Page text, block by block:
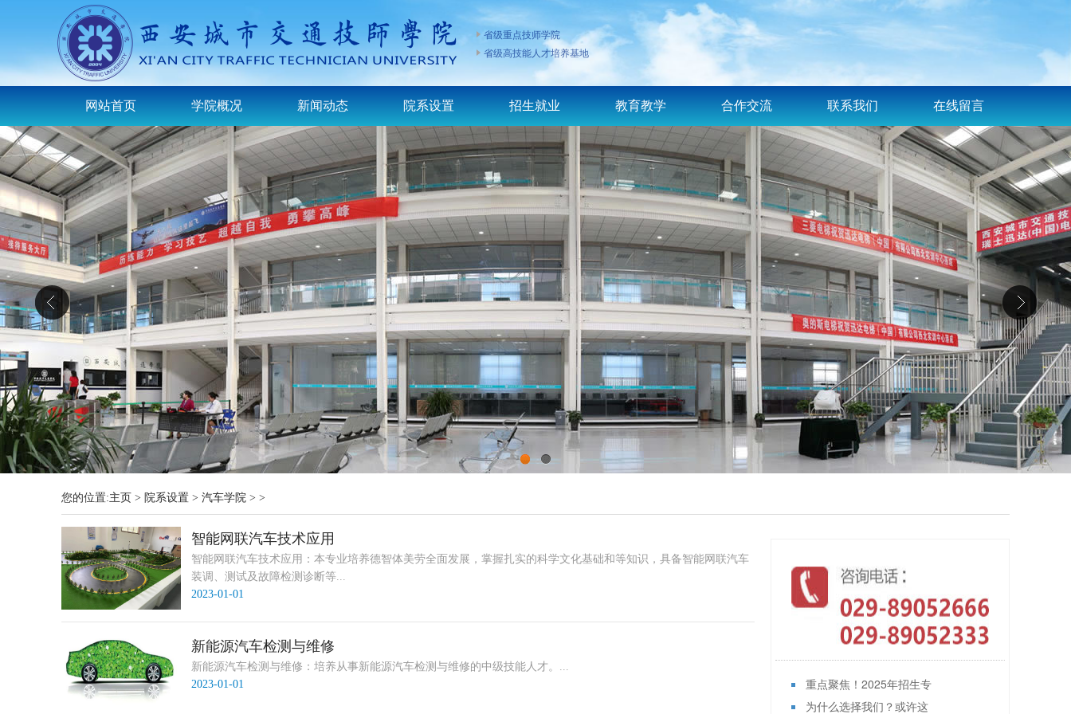
省级重点技师学院
省级高技能人才培养基地
网站首页 学院概况 新闻动态 院系设置 招生就业 教育教学 合作交流 联系我们 在线留言
您的位置:主页 > 院系设置 > 汽车学院 > >
智能网联汽车技术应用
智能网联汽车技术应用：本专业培养德智体美劳全面发展，掌握扎实的科学文化基础和等知识，具备智能网联汽车
装调、测试及故障检测诊断等...
2023-01-01
新能源汽车检测与维修
新能源汽车检测与维修：培养从事新能源汽车检测与维修的中级技能人才。...
2023-01-01
重点聚焦！2025年招生专
为什么选择我们？或许这